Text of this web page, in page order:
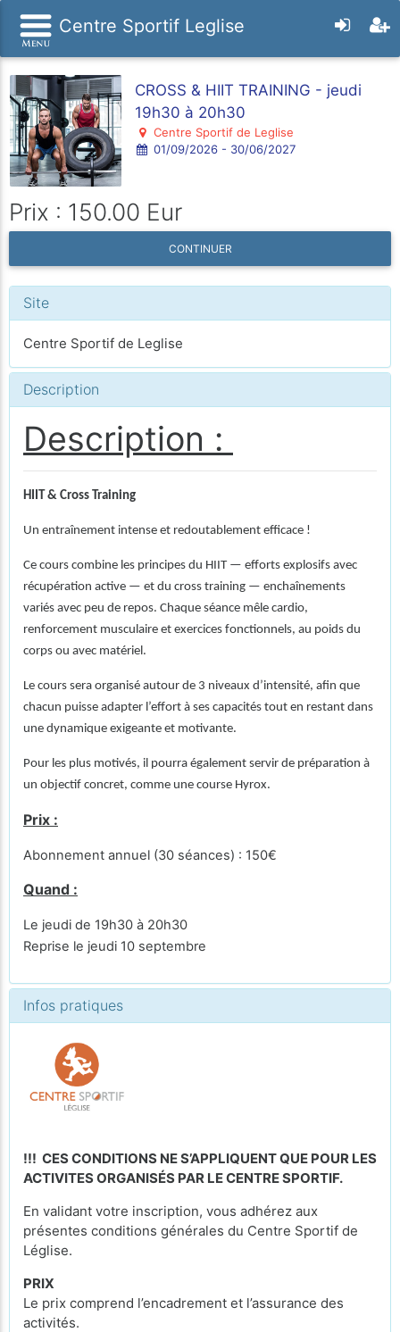
Centre Sportif Leglise
CROSS & HIIT TRAINING - jeudi
19h30 à 20h30
Centre Sportif de Leglise
01/09/2026 - 30/06/2027
Prix : 150.00 Eur
CONTINUER
Site
Centre Sportif de Leglise
Description
Description :
HIIT & Cross Training
Un entraînement intense et redoutablement efficace !
Ce cours combine les principes du HIIT — efforts explosifs avec
récupération active — et du cross training — enchaînements
variés avec peu de repos. Chaque séance mêle cardio,
renforcement musculaire et exercices fonctionnels, au poids du
corps ou avec matériel.
Le cours sera organisé autour de 3 niveaux d’intensité, afin que
chacun puisse adapter l’effort à ses capacités tout en restant dans
une dynamique exigeante et motivante.
Pour les plus motivés, il pourra également servir de préparation à
un objectif concret, comme une course Hyrox.
Prix :
Abonnement annuel (30 séances) : 150€
Quand :
Le jeudi de 19h30 à 20h30
Reprise le jeudi 10 septembre
Infos pratiques
!!! CES CONDITIONS NE S’APPLIQUENT QUE POUR LES
ACTIVITES ORGANISÉS PAR LE CENTRE SPORTIF.
En validant votre inscription, vous adhérez aux
présentes conditions générales du Centre Sportif de
Léglise.
PRIX
Le prix comprend l’encadrement et l’assurance des
activités.